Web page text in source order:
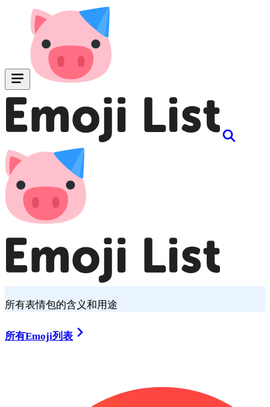
所有表情包的含义和用途
所有Emoji列表